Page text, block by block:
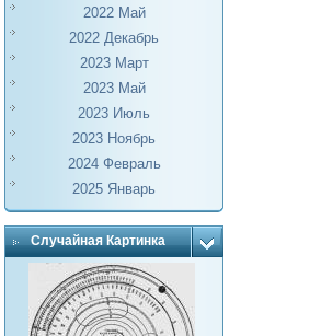
2022 Май
2022 Декабрь
2023 Март
2023 Май
2023 Июль
2023 Ноябрь
2024 Февраль
2025 Январь
Случайная Картинка